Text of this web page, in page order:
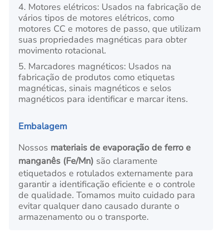
4. Motores elétricos: Usados na fabricação de
vários tipos de motores elétricos, como
motores CC e motores de passo, que utilizam
suas propriedades magnéticas para obter
movimento rotacional.
5. Marcadores magnéticos: Usados na
fabricação de produtos como etiquetas
magnéticas, sinais magnéticos e selos
magnéticos para identificar e marcar itens.
Embalagem
Nossos materiais de evaporação de ferro e
manganês (Fe/Mn) são claramente
etiquetados e rotulados externamente para
garantir a identificação eficiente e o controle
de qualidade. Tomamos muito cuidado para
evitar qualquer dano causado durante o
armazenamento ou o transporte.